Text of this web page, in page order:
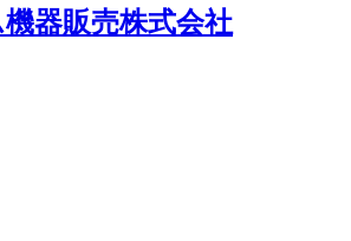
器販売株式会社